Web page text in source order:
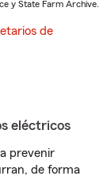
y State Farm Archive.
de
eléctricos
prevenir
de forma